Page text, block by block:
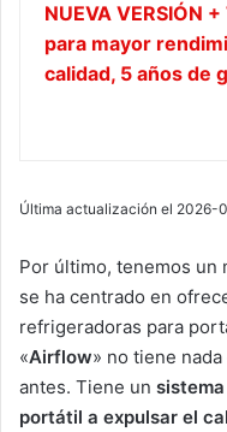
NUEVA VERSIÓN
para mayor
calidad, 5 años de
Última actualización el 2026-
Por último, tenemos un
se ha centrado en
refrigeradoras para
«Airflow» no tiene
antes. Tiene un
portátil a expulsar el